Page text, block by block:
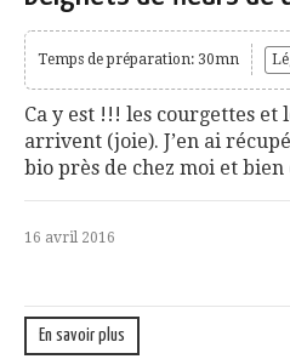
Temps de préparation: 30mn
Ca y est !!! les courgettes
arrivent (joie). J’en ai
bio près de chez moi et
16 avril 2016
En savoir plus